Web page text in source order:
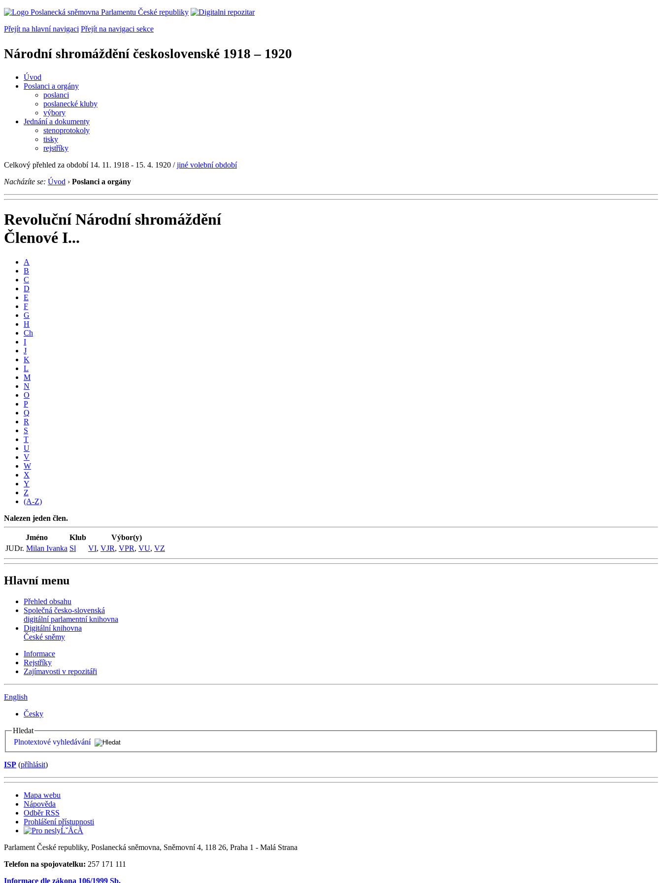
Přejít na hlavní navigaci Přejít na navigaci sekce
Národní shromáždění československé 1918 – 1920
Úvod
Poslanci a orgány
poslanci
poslanecké kluby
výbory
Jednání a dokumenty
stenoprotokoly
tisky
rejstříky
Celkový přehled za období 14. 11. 1918 - 15. 4. 1920 /jiné volební období
Nacházíte se: Úvod › Poslanci a orgány
Revoluční Národní shromáždění
Členové I...
A
B
C
D
E
F
G
H
Ch
I
J
K
L
M
N
O
P
Q
R
S
T
U
V
W
X
Y
Z
(A-Z)
Nalezen jeden člen.
Jméno Klub
Výbor(y)
JUDr. Milan Ivanka Sl VI, VJR, VPR, VU, VZ
Hlavní menu
Přehled obsahu
Společná česko-slovenská
digitální parlamentní knihovna
Digitální knihovna
České sněmy
Informace
Rejstříky
Zajímavosti v repozitáři
English
Česky
Hledat
Plnotextové vyhledávání
ISP (příhlásit)
Mapa webu
Nápověda
Odběr RSS
Prohlášení přístupnosti
Parlament České republiky, Poslanecká sněmovna, Sněmovní 4, 118 26, Praha 1 - Malá Strana
Telefon na spojovatelku: 257 171 111
Informace dle zákona 106/1999 Sb.